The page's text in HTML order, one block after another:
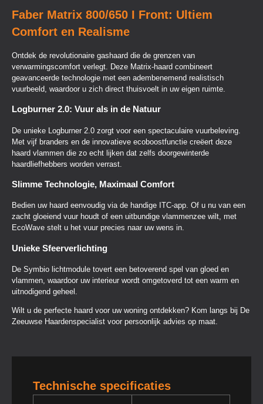
Faber Matrix 800/650 I Front: Ultiem
Comfort en Realisme
Ontdek de revolutionaire gashaard die de grenzen van
verwarmingscomfort verlegt. Deze Matrix-haard combineert
geavanceerde technologie met een adembenemend realistisch
vuurbeeld, waardoor u zich direct thuisvoelt in uw eigen ruimte.
Logburner 2.0: Vuur als in de Natuur
De unieke Logburner 2.0 zorgt voor een spectaculaire vuurbeleving.
Met vijf branders en de innovatieve ecoboostfunctie creëert deze
haard vlammen die zo echt lijken dat zelfs doorgewinterde
haardliefhebbers worden verrast.
Slimme Technologie, Maximaal Comfort
Bedien uw haard eenvoudig via de handige ITC-app. Of u nu van een
zacht gloeiend vuur houdt of een uitbundige vlammenzee wilt, met
EcoWave stelt u het vuur precies naar uw wens in.
Unieke Sfeerverlichting
De Symbio lichtmodule tovert een betoverend spel van gloed en
vlammen, waardoor uw interieur wordt omgetoverd tot een warm en
uitnodigend geheel.
Wilt u de perfecte haard voor uw woning ontdekken? Kom langs bij De
Zeeuwse Haardenspecialist voor persoonlijk advies op maat.
Technische specificaties